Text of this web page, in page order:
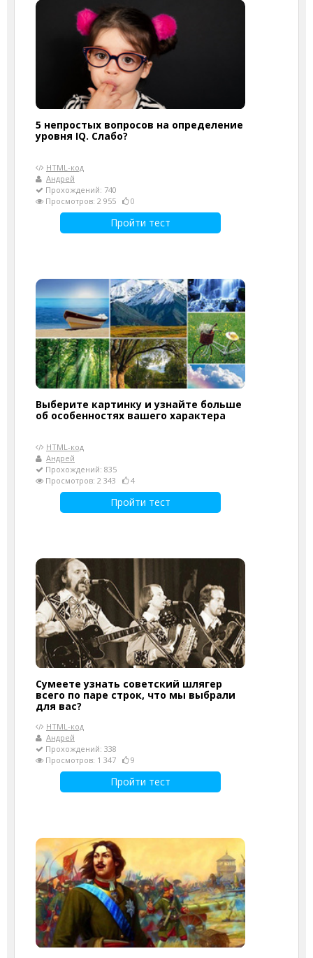
5 непростых вопросов на определение
уровня IQ. Слабо?
HTML-код
Андрей
Прохождений: 740
Просмотров: 2 955
0
Пройти тест
Выберите картинку и узнайте больше
об особенностях вашего характера
HTML-код
Андрей
Прохождений: 835
Просмотров: 2 343
4
Пройти тест
Сумеете узнать советский шлягер
всего по паре строк, что мы выбрали
для вас?
HTML-код
Андрей
Прохождений: 338
Просмотров: 1 347
9
Пройти тест